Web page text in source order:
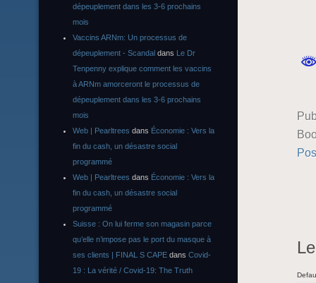
dépeuplement dans les 3-6 prochains
mois
Vaccins ARNm: Un processus de
dépeuplement - Scandal dans Le Dr
Tenpenny explique comment les vaccins
à ARNm amorceront le processus de
dépeuplement dans les 3-6 prochains
mois
Web | Pearltrees dans Économie : Vers la
fin du cash, un désastre social
programmé
Web | Pearltrees dans Économie : Vers la
fin du cash, un désastre social
programmé
Suisse : On lui ferme son magasin parce
qu’elle n’impose pas le port du masque à
ses clients | FINAL S CAPE dans Covid-
19 : La vérité / Covid-19: The Truth